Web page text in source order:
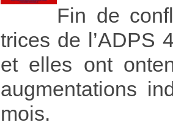
Fin de
trices de l’ADPS
et elles ont
augmentations
mois.